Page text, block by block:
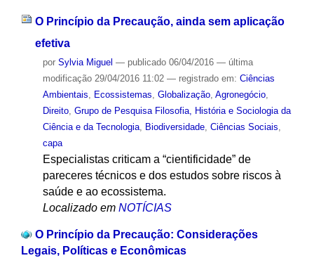
O Princípio da Precaução, ainda sem aplicação
efetiva
por Sylvia Miguel — publicado06/04/2016 — última
modificação29/04/2016 11:02 — registrado em: Ciências
Ambientais
Ecossistemas Globalização, Agronegócio,
Direito, Grupo de Pesquisa Filosofia, História e Sociologia da
Ciência e da Tecnologia, Biodiversidade, Ciências Sociais
capa
Especialistas criticam a “cientificidade” de
pareceres técnicos e dos estudos sobre riscos à
saúde e ao ecossistema.
Localizado em NOTÍCIAS
O Princípio da Precaução: Considerações
Legais, Políticas e Econômicas